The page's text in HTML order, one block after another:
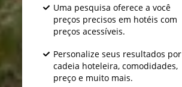
Uma pesquisa oferece a você
preços precisos em hotéis com
preços acessíveis.
Personalize seus resultados por
cadeia hoteleira, comodidades,
preço e muito mais.